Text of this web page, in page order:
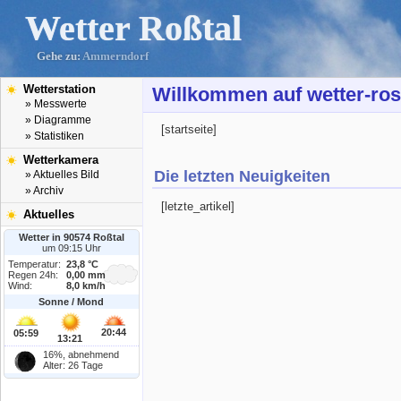
Wetter Roßtal
Gehe zu: Ammerndorf
Wetterstation
» Messwerte
» Diagramme
» Statistiken
Wetterkamera
» Aktuelles Bild
» Archiv
Aktuelles
Wetter in 90574 Roßtal
um 09:15 Uhr
Temperatur:
23,8 °C
Regen 24h:
0,00 mm
Wind:
8,0 km/h
Sonne / Mond
05:59 13:21
20:44
16%, abnehmend
Alter: 26 Tage
Willkommen auf wetter-
[startseite]
Die letzten Neuigkeiten
[letzte_artikel]